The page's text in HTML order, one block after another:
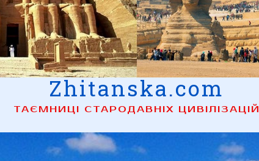
Zhitanska.com
ТАЄМНИЦІ СТАРОДАВНІХ ЦИВІЛІЗАЦІЙ